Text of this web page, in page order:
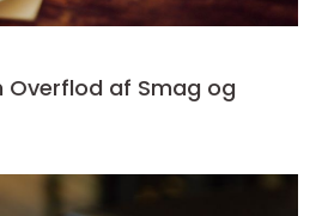
Overflod af Smag og